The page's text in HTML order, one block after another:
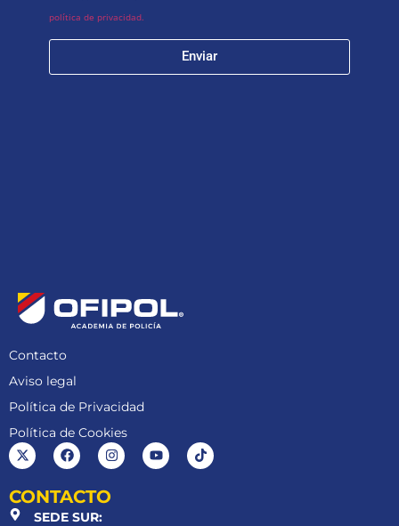
política de privacidad.
Enviar
Contacto
Aviso legal
Política de Privacidad
Política de Cookies
CONTACTO
SEDE SUR: